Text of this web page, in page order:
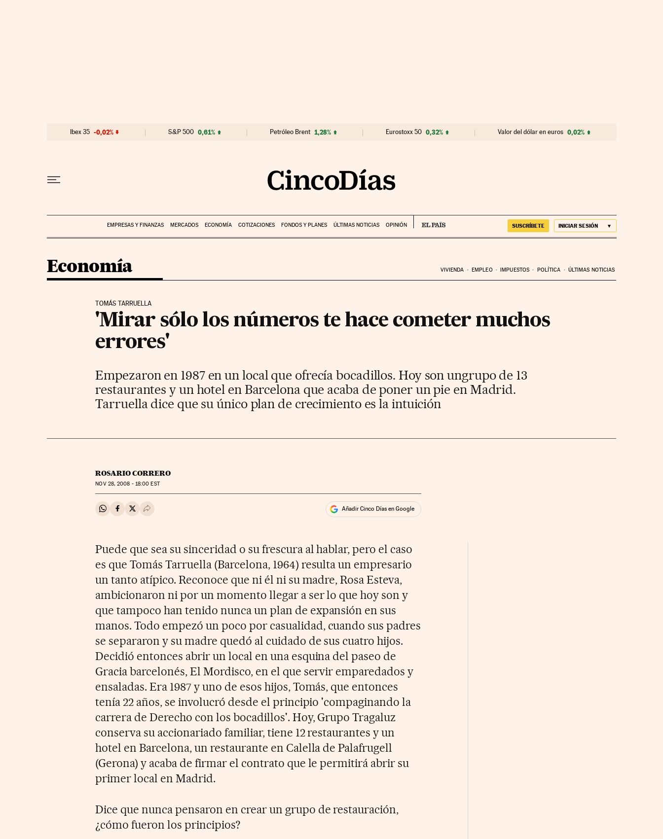
Ibex 35 -0,02% S&P 500 0,61% Petróleo Brent 1,28% Eurostoxx 50 0,32% Valor del dólar en euros 0,02%
EMPRESAS Y FINANZAS MERCADOS ECONOMÍA COTIZACIONES FONDOS Y PLANES ÚLTIMAS NOTICIAS OPINIÓN SUSCRÍBETE INICIAR SESIÓN
Economía VIVIENDA EMPLEO IMPUESTOS POLÍTICA ÚLTIMAS NOTICIAS
TOMÁS TARRUELLA
'Mirar sólo los números te hace cometer muchos
errores'
Empezaron en 1987 en un local que ofrecía bocadillos. Hoy son ungrupo de 13
restaurantes y un hotel en Barcelona que acaba de poner un pie en Madrid.
Tarruella dice que su único plan de crecimiento es la intuición
ROSARIO CORRERO
NOV28, 2008 - 18:00 EST
Compartir en Whatsapp
Compartir en Facebook
Compartir en Twitter
Desplegar Redes Sociales Añadir Cinco Días en Google
Puede que sea su sinceridad o su frescura al hablar, pero el caso
es que Tomás Tarruella (Barcelona, 1964) resulta un empresario
un tanto atípico. Reconoce que ni él ni su madre, Rosa Esteva,
ambicionaron ni por un momento llegar a ser lo que hoy son y
que tampoco han tenido nunca un plan de expansión en sus
manos. Todo empezó un poco por casualidad, cuando sus padres
se separaron y su madre quedó al cuidado de sus cuatro hijos.
Decidió entonces abrir un local en una esquina del paseo de
Gracia barcelonés, El Mordisco, en el que servir emparedados y
ensaladas. Era 1987 y uno de esos hijos, Tomás, que entonces
tenía 22 años, se involucró desde el principio 'compaginando la
carrera de Derecho con los bocadillos'. Hoy, Grupo Tragaluz
conserva su accionariado familiar, tiene 12 restaurantes y un
hotel en Barcelona, un restaurante en Calella de Palafrugell
(Gerona) y acaba de firmar el contrato que le permitirá abrir su
primer local en Madrid.
Dice que nunca pensaron en crear un grupo de restauración,
¿cómo fueron los principios?